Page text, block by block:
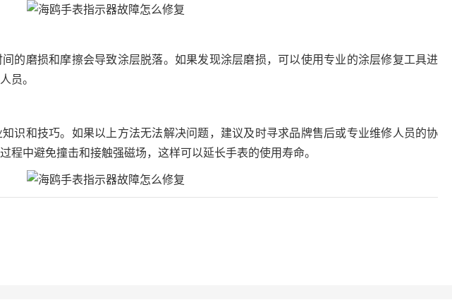
的磨损和摩擦会导致涂层脱落。如果发现涂层磨损，可以使用专业的涂层修复工具进
员。
识和技巧。如果以上方法无法解决问题，建议及时寻求品牌售后或专业维修人员的协
程中避免撞击和接触强磁场，这样可以延长手表的使用寿命。